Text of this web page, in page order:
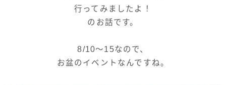
行ってみましたよ！
のお話です。
8/10～15なので、
お盆のイベントなんですね。